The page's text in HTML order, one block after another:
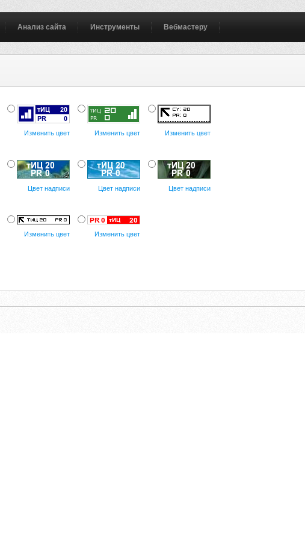
Анализ сайта Инструменты Вебмастеру
Изменить цвет Изменить цвет Изменить цвет
Цвет надписи Цвет надписи Цвет надписи
Изменить цвет Изменить цвет